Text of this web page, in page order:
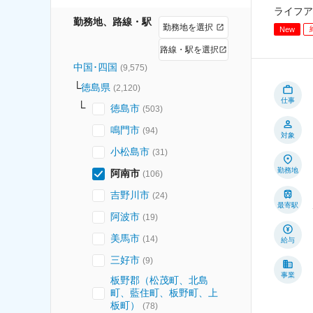
勤務地、路線・駅 勤務地を選択
路線・駅を選択
中国･四国 (9,575)
徳島県 (2,120)
徳島市 (503)
鳴門市 (94)
小松島市 (31 )
阿南市 (106)
吉野川市 (24)
阿波市 (19)
美馬市 (14)
三好市 (9)
板野郡（松茂町、北島
町、藍住町、板野町、上
板町）
(78)
ライフ
New
仕事
対象
勤務地
最寄駅
給与
事業